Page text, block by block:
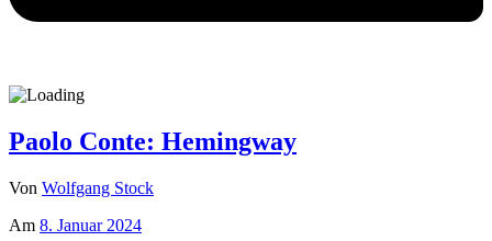
Paolo Conte: Hemingway
Von Wolfgang Stock
Am 8. Januar 2024